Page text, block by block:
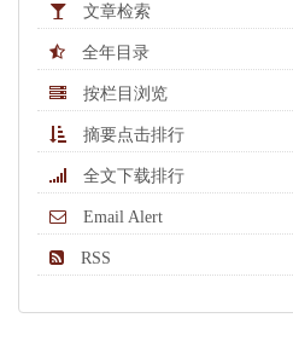
文章检索
全年目录
按栏目浏览
摘要点击排行
全文下载排行
Email Alert
RSS